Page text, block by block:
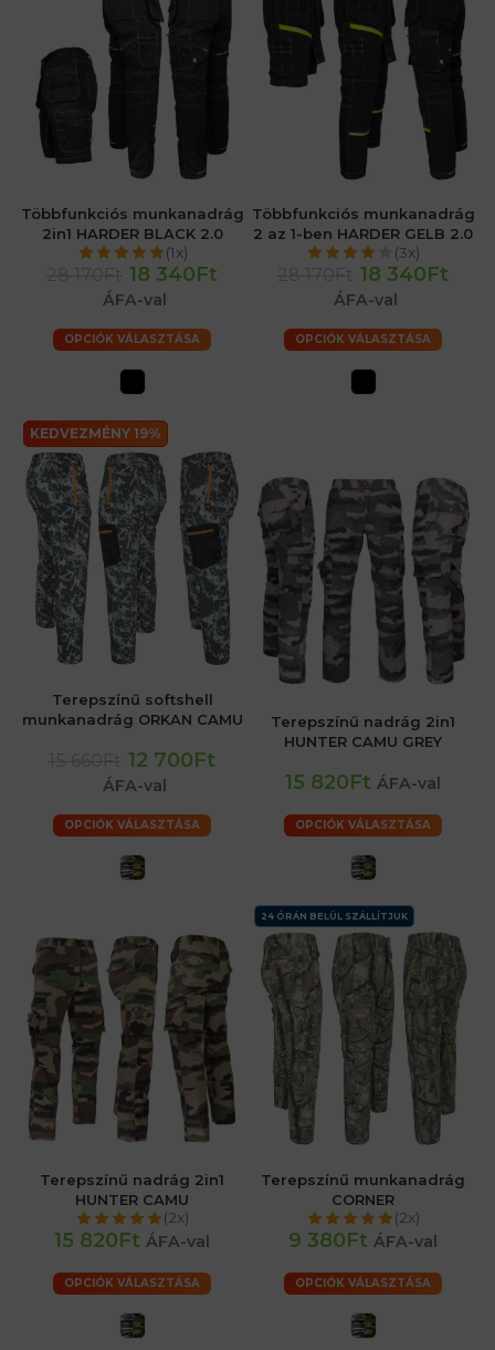
Többfunkciós munkanadrág
2in1 HARDER BLACK 2.0
(1x)
18 340Ft
ÁFA-val
OPCIÓK VÁLASZTÁSA
Többfunkciós munkanadrág
2 az 1-ben HARDER GELB 2.0
(3x)
18 340Ft
ÁFA-val
OPCIÓK VÁLASZTÁSA
KEDVEZMÉNY 19%
Terepszínű softshell
munkanadrág ORKAN CAMU
12 700Ft
ÁFA-val
OPCIÓK VÁLASZTÁSA
Terepszínű nadrág 2in1
HUNTER CAMU GREY
15 820Ft ÁFA-val
OPCIÓK VÁLASZTÁSA
Terepszínű nadrág 2in1
HUNTER CAMU
(2x)
15 820Ft ÁFA-val
OPCIÓK VÁLASZTÁSA
24 ÓRÁN BELÜL SZÁLLÍTJUK
Terepszínű munkanadrág
CORNER
(2x)
9 380Ft ÁFA-val
OPCIÓK VÁLASZTÁSA